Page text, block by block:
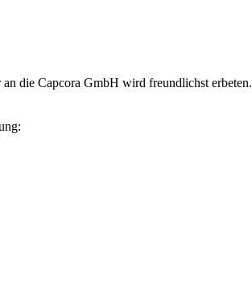
die Capcora GmbH wird freundlichst erbeten.